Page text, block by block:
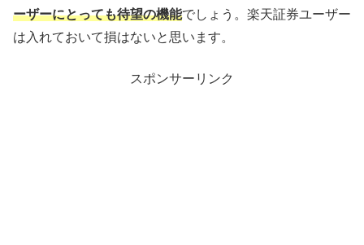
ーザーにとっても待望の機能でしょう。楽天証券ユーザー
は入れておいて損はないと思います。
スポンサーリンク